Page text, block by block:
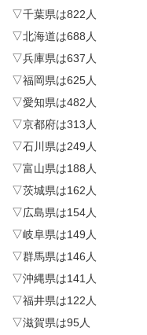
▽千葉県は822人
▽北海道は688人
▽兵庫県は637人
▽福岡県は625人
▽愛知県は482人
▽京都府は313人
▽石川県は249人
▽富山県は188人
▽茨城県は162人
▽広島県は154人
▽岐阜県は149人
▽群馬県は146人
▽沖縄県は141人
▽福井県は122人
▽滋賀県は95人